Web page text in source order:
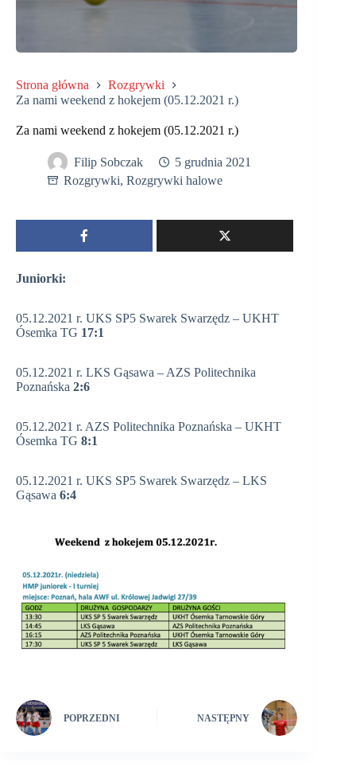
Strona główna
Rozgrywki
Za nami weekend z hokejem (05.12.2021 r.)
Za nami weekend z hokejem (05.12.2021 r.)
Filip Sobczak
5 grudnia 2021
Rozgrywki, Rozgrywki halowe
Juniorki:
05.12.2021 r. UKS SP5 Swarek Swarzędz – UKHT
Ósemka TG 17:1
05.12.2021 r. LKS Gąsawa – AZS Politechnika
Poznańska 2:6
05.12.2021 r. AZS Politechnika Poznańska – UKHT
Ósemka TG 8:1
05.12.2021 r. UKS SP5 Swarek Swarzędz – LKS
Gąsawa 6:4
POPRZEDNI NASTĘPNY